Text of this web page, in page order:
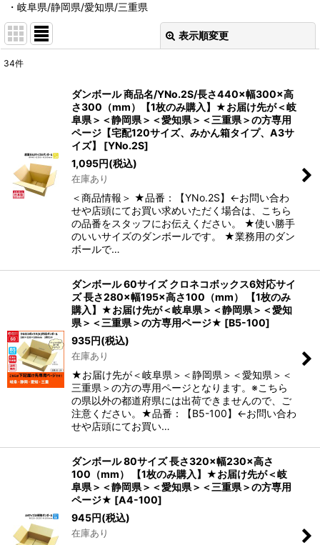
・岐阜県/静岡県/愛知県/三重県
表示順変更
絞り込む
34件
ダンボール 商品名/YNo.2S/長さ440×幅300×高
さ300（mm）【1枚のみ購入】★お届け先が＜岐
阜県＞＜静岡県＞＜愛知県＞＜三重県＞の方専用
ページ【宅配120サイズ、みかん箱タイプ、A3サ
イズ】
[YNo.2S]
1,095円(税込)
在庫あり
＜商品情報＞ ★品番：【YNo.2S】←お問い合わ
せや店頭にてお買い求めいただく場合は、こちら
の品番をスタッフにお伝えください。 ★使い勝手
のいいサイズのダンボールです。 ★業務用のダン
ボールで…
ダンボール 60サイズ クロネコボックス6対応サイ
ズ 長さ280×幅195×高さ100（mm） 【1枚のみ
購入】★お届け先が＜岐阜県＞＜静岡県＞＜愛知
県＞＜三重県＞の方専用ページ★ [B5-100]
935円(税込)
在庫あり
★お届け先が＜岐阜県＞＜静岡県＞＜愛知県＞＜
三重県＞の方の専用ページとなります。※こちら
の県以外の都道府県には出荷できませんので、ご
注意ください。★品番：【B5-100】←お問い合わ
せや店頭にてお買い…
ダンボール 80サイズ 長さ320×幅230×高さ
100（mm） 【1枚のみ購入】★お届け先が＜岐
阜県＞＜静岡県＞＜愛知県＞＜三重県＞の方専用
ページ★ [A4-100]
945円(税込)
在庫あり